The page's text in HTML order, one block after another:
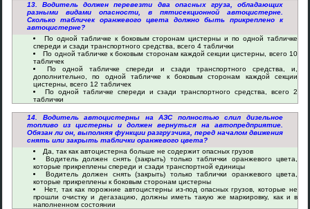
13. Водитель должен перевезти два опасных груза, обладающих
разными видами опасности, в пятисекционной автоцистерне.
Сколько табличек оранжевого цвета должно быть прикреплено к
автоцистерне?
По одной табличке к боковым сторонам цистерны и по одной табличке
спереди и сзади транспортного средства, всего 4 таблички
По одной табличке к боковым сторонам каждой секции цистерны, всего 10
табличек
По одной табличке спереди и сзади транспортного средства, и,
дополнительно, по одной табличке к боковым сторонам каждой секции
цистерны, всего 12 табличек
По одной табличке спереди и сзади транспортного средства, всего 2
таблички
14. Водитель автоцистерны на АЗС полностью слил дизельное
топливо из цистерны и должен вернуться на автопредприятие.
Обязан ли он, выполняя функции разгрузчика, перед началом движения
снять или закрыть таблички оранжевого цвета?
Да, так как автоцистерна больше не содержит опасных грузов
Водитель должен снять (закрыть) только таблички оранжевого цвета,
которые прикреплены спереди и сзади транспортной единицы
Водитель должен снять (закрыть) только таблички оранжевого цвета,
которые прикреплены к боковым сторонам цистерны
Нет, так как порожние автоцистерны из-под опасных грузов, которые не
прошли очистку и дегазацию, должны иметь такую же маркировку, как и в
наполненном состоянии